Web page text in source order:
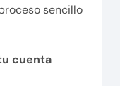
sencillo
cuenta